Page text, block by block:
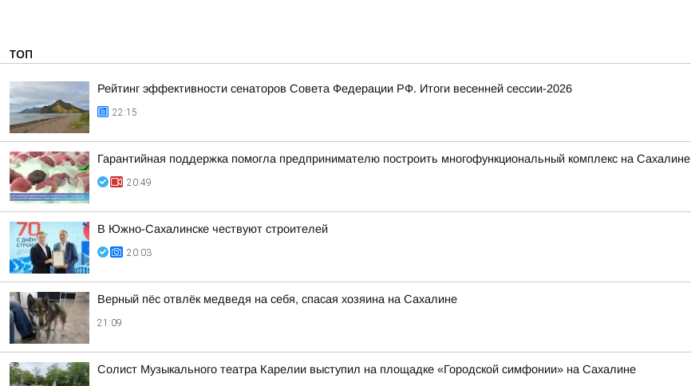
ТОП
Рейтинг эффективности сенаторов Совета Федерации РФ. Итоги весенней сессии-2026
22:15
Гарантийная поддержка помогла предпринимателю построить многофункциональный комплекс на Сахалине
20:49
В Южно-Сахалинске чествуют строителей
20:03
Верный пёс отвлёк медведя на себя, спасая хозяина на Сахалине
21:09
Солист Музыкального театра Карелии выступил на площадке «Городской симфонии» на Сахалине